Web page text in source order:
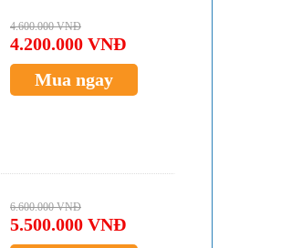
4.600.000 VNĐ
4.200.000 VNĐ
Mua ngay
6.600.000 VNĐ
5.500.000 VNĐ